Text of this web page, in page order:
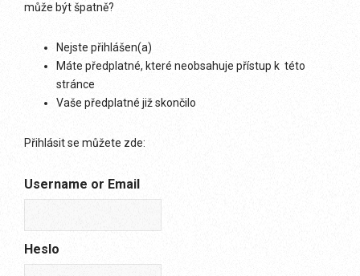
může být špatně?
Nejste přihlášen(a)
Máte předplatné, které neobsahuje přístup k této
stránce
Vaše předplatné již skončilo
Přihlásit se můžete zde:
Username or Email
Heslo